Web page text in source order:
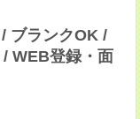
ブランクOK /
WEB登録・面